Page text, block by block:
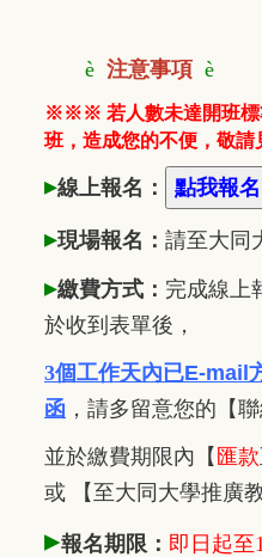
è 注意事項 è
※※※ 若人數未達開班標
班，造成您的不便，敬請
▸線上報名：
▸現場報名： 請至大同
▸繳費方式： 完成線上
於收到表單後，
3個工作天內已E-mail
函 ， 請多留意您的【聯
並於繳費期限內 【 匯款
或 【至大同大學推廣
▸報名期限： 即日起至